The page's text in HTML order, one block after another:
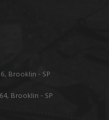
Brooklin - SP
Brooklin - SP